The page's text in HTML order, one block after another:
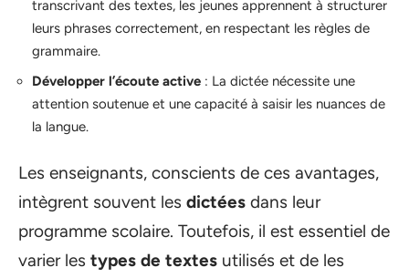
transcrivant des textes, les jeunes apprennent à structurer
leurs phrases correctement, en respectant les règles de
grammaire.
Développer l’écoute active : La dictée nécessite une
attention soutenue et une capacité à saisir les nuances de
la langue.
Les enseignants, conscients de ces avantages,
intègrent souvent les dictées dans leur
programme scolaire. Toutefois, il est essentiel de
varier les types de textes utilisés et de les